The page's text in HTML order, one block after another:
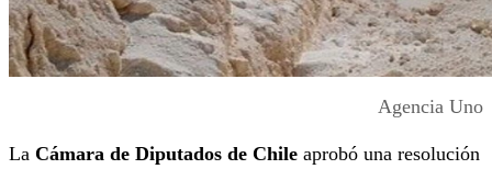
Agencia Uno
La Cámara de Diputados de Chile aprobó una resolución